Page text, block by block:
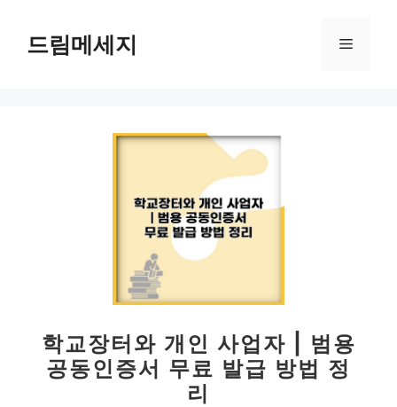
드림메세지 메
학교장터와 개인 사업자 | 범용
공동인증서 무료 발급 방법 정
리